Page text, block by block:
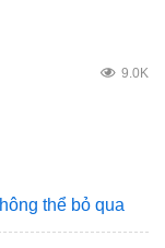
9.0K
thể bỏ qua